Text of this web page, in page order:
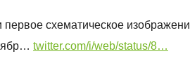
первое схематическое
twitter.com/i/web/status/8…